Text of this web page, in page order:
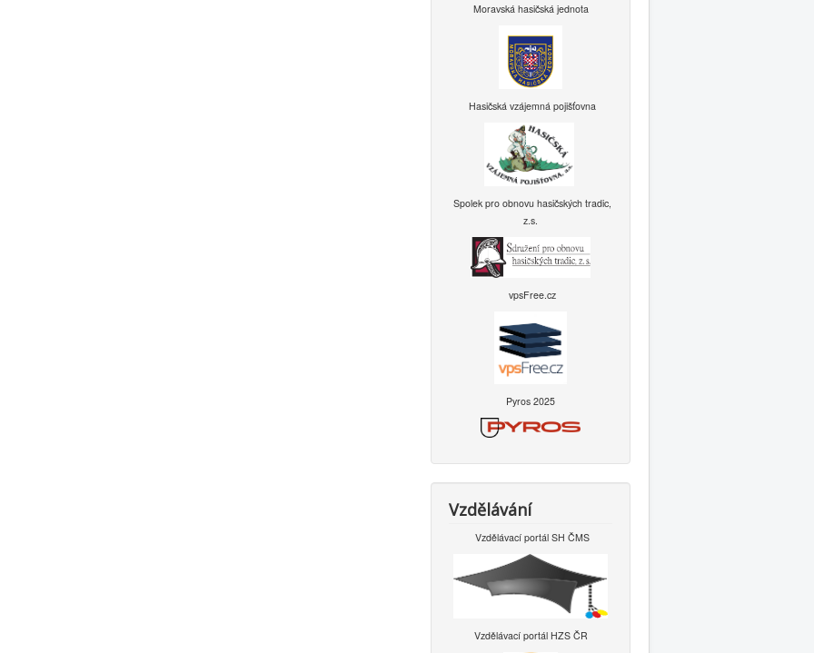
Moravská hasičská jednota
Hasičská vzájemná pojišťovna
Spolek pro obnovu hasičských tradic,
z.s.
vpsFree.cz
Pyros 2025
Vzdělávání
Vzdělávací portál SH ČMS
Vzdělávací portál HZS ČR